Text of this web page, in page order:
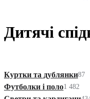
Дитячі
Куртки та дублянки87
Футболки і поло1 482